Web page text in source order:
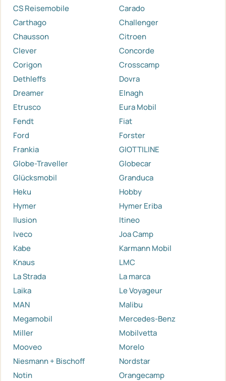
CS Reisemobile
Carado
Carthago
Challenger
Chausson
Citroen
Clever
Concorde
Corigon
Crosscamp
Dethleffs
Dovra
Dreamer
Elnagh
Etrusco
Eura Mobil
Fendt
Fiat
Ford
Forster
Frankia
GIOTTILINE
Globe-Traveller
Globecar
Glücksmobil
Granduca
Heku
Hobby
Hymer
Hymer Eriba
Ilusion
Itineo
Iveco
Joa Camp
Kabe
Karmann Mobil
Knaus
LMC
La Strada
La marca
Laika
Le Voyageur
MAN
Malibu
Megamobil
Mercedes-Benz
Miller
Mobilvetta
Mooveo
Morelo
Niesmann + Bischoff
Nordstar
Notin
Orangecamp